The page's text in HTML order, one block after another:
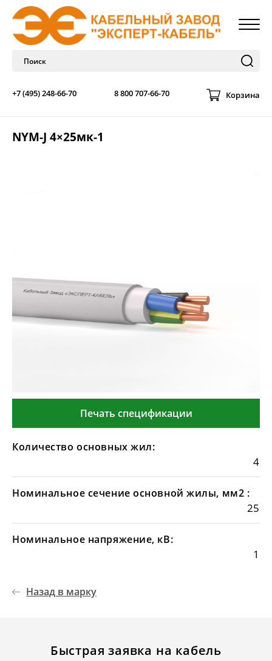
+7 (495) 248-66-70 8 800 707-66-70 Корзина
NYM-J 4×25мк-1
Печать спецификации
Количество основных жил:
4
Номинальное сечение основной жилы, мм2 :
25
Номинальное напряжение, кВ:
1
Назад в марку
Быстрая заявка на кабель